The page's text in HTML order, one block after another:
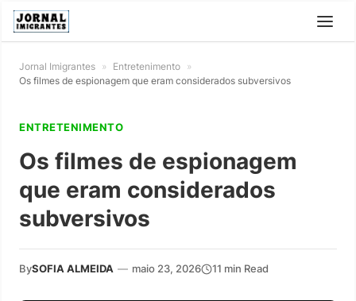
Jornal Imigrantes » Entretenimento »
Os filmes de espionagem que eram considerados subversivos
ENTRETENIMENTO
Os filmes de espionagem
que eram considerados
subversivos
BySOFIA ALMEIDA — maio 23, 2026 11 min Read